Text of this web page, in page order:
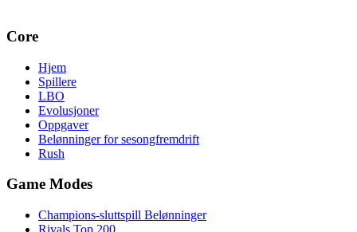
Core
Hjem
Spillere
LBO
Evolusjoner
Oppgaver
Belønninger for sesongfremdrift
Rush
Game Modes
Champions-sluttspill Belønninger
Rivals Top 200